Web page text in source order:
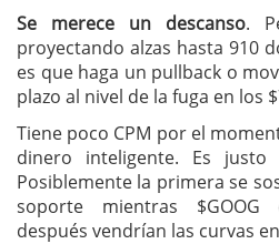
Se merece un descanso.
proyectando alzas hasta 910
es que haga un pullback o
plazo al nivel de la fuga en los
Tiene poco CPM por el
dinero inteligente. Es
Posiblemente la primera se
soporte mientras
después vendrían las curvas